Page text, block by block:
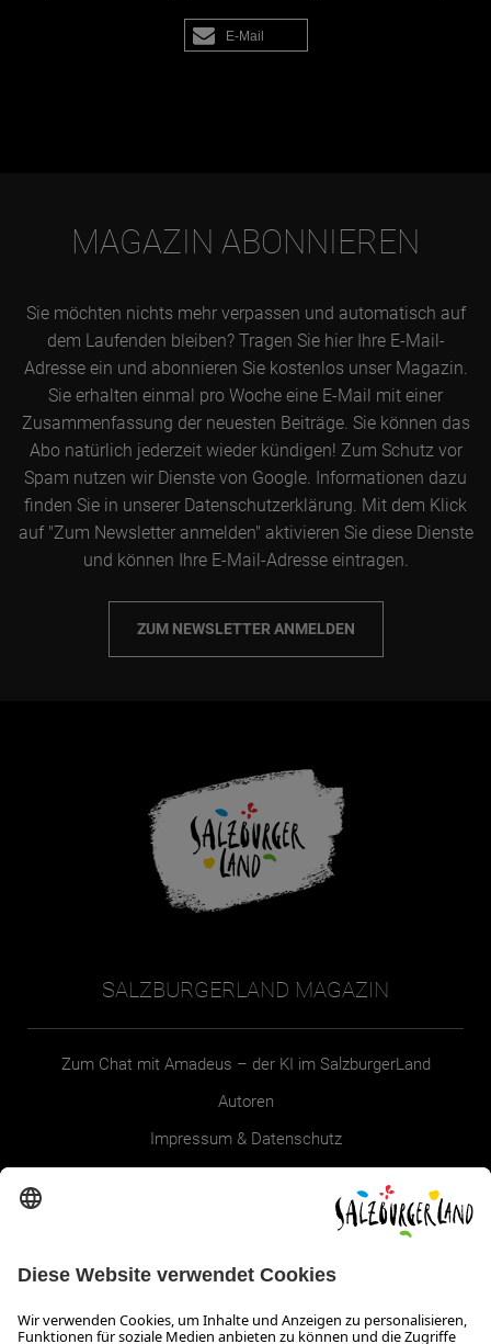
E-Mail
MAGAZIN ABONNIEREN
Sie möchten nichts mehr verpassen und automatisch auf
dem Laufenden bleiben? Tragen Sie hier Ihre E-Mail-
Adresse ein und abonnieren Sie kostenlos unser Magazin.
Sie erhalten einmal pro Woche eine E-Mail mit einer
Zusammenfassung der neuesten Beiträge. Sie können das
Abo natürlich jederzeit wieder kündigen! Zum Schutz vor
Spam nutzen wir Dienste von Google. Informationen dazu
finden Sie in unserer Datenschutzerklärung. Mit dem Klick
auf "Zum Newsletter anmelden" aktivieren Sie diese Dienste
und können Ihre E-Mail-Adresse eintragen.
ZUM NEWSLETTER ANMELDEN
SALZBURGERLAND MAGAZIN
Zum Chat mit Amadeus – der KI im SalzburgerLand
Autoren
Impressum & Datenschutz
Infos zum Urlaub im SalzburgerLand